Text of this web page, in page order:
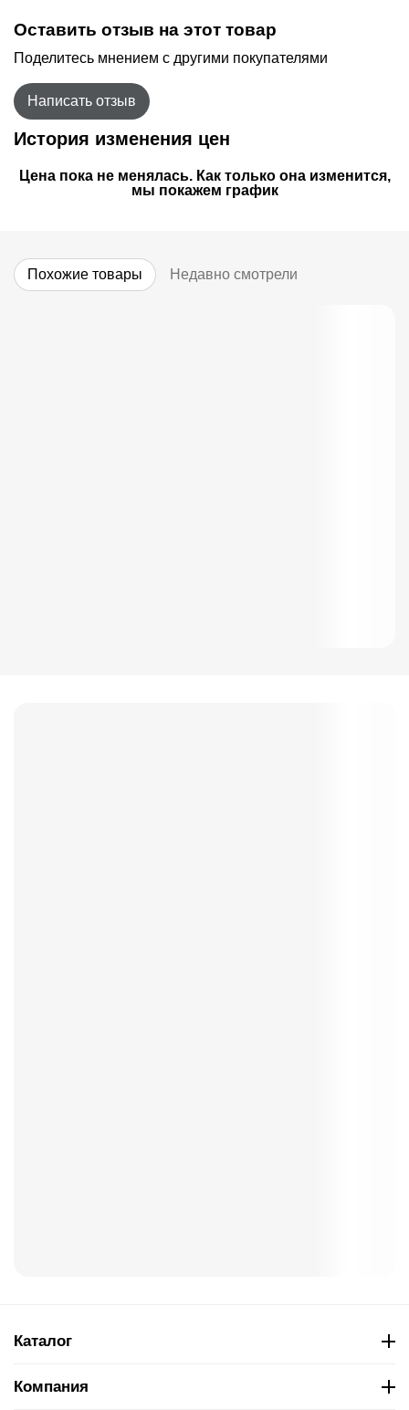
Оставить отзыв на этот товар
Поделитесь мнением с другими покупателями
Написать отзыв
История изменения цен
Цена пока не менялась. Как только она изменится,
мы покажем график
Похожие товары Недавно смотрели
Каталог
Компания